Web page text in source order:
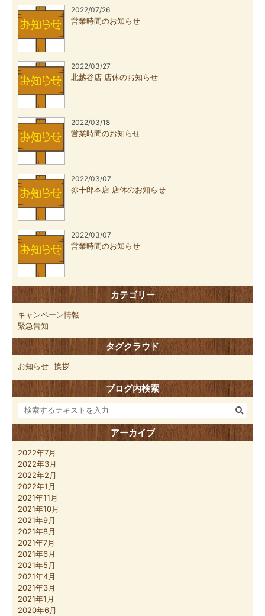
2022/07/26
営業時間のお知らせ
2022/03/27
北越谷店 店休のお知らせ
2022/03/18
営業時間のお知らせ
2022/03/07
弥十郎本店 店休のお知らせ
2022/03/07
営業時間のお知らせ
カテゴリー
キャンペーン情報
緊急告知
タグクラウド
お知らせ 挨拶
ブログ内検索
アーカイブ
2022年7月
2022年3月
2022年2月
2022年1月
2021年11月
2021年10月
2021年9月
2021年8月
2021年7月
2021年6月
2021年5月
2021年4月
2021年3月
2021年1月
2020年6月